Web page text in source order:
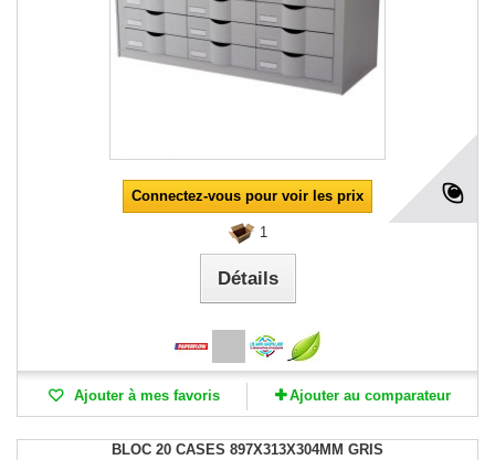
Connectez-vous pour voir les prix
1
Détails
Ajouter à mes favoris Ajouter au comparateur
BLOC 20 CASES 897X313X304MM GRIS